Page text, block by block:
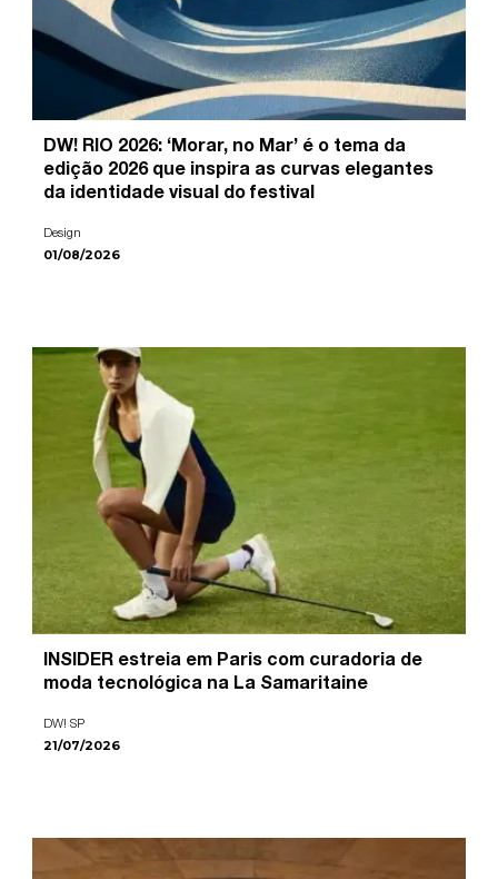
DW! RIO 2026: ‘Morar, no Mar’ é o tema da
edição 2026 que inspira as curvas elegantes
da identidade visual do festival
Design
01/08/2026
INSIDER estreia em Paris com curadoria de
moda tecnológica na La Samaritaine
DW! SP
21/07/2026